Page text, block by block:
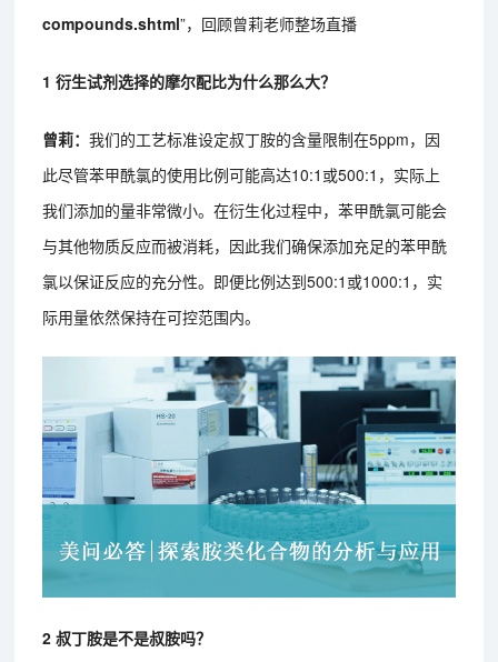
compounds.shtml”，回顾曾莉老师整场直播
1 衍生试剂选择的摩尔配比为什么那么大？
曾莉：我们的工艺标准设定叔丁胺的含量限制在5ppm，因
此尽管苯甲酰氯的使用比例可能高达10:1或500:1，实际上
我们添加的量非常微小。在衍生化过程中，苯甲酰氯可能会
与其他物质反应而被消耗，因此我们确保添加充足的苯甲酰
氯以保证反应的充分性。即便比例达到500:1或1000:1，实
际用量依然保持在可控范围内。
2 叔丁胺是不是叔胺吗？